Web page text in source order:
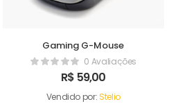
Gaming G-Mouse
0 Avaliações
R$ 59,00
Vendido por:Stelio